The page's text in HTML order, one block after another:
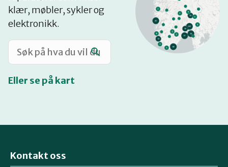
Katalog
Mitt navn
klær, møbler, sykler og
elektronikk.
Eller se på kart
Kontakt oss